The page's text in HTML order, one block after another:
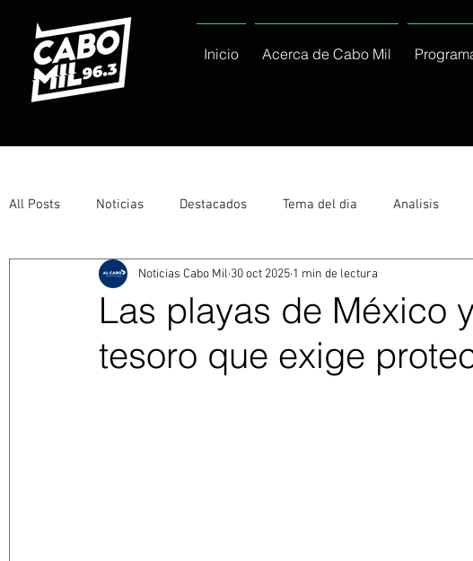
Inicio Acerca de Cabo Mil
All Posts Noticias Destacados Tema del dia Analisis
Entérate Deportes La buena del día
Ayuntamiento de Los Cabos Informa Nacionales e Internacionales
Las playas de México
tesoro que exige
Noticias Cabo Mil 30 oct 2025 1 min de lectura